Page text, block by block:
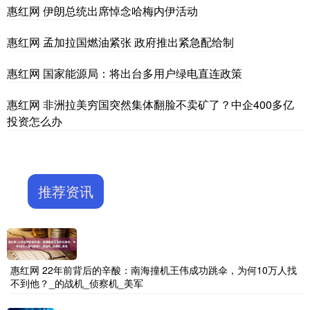
惠红网 伊朗总统出席悼念哈梅内伊活动
惠红网 孟加拉国燃油紧张 政府推出紧急配给制
惠红网 国家能源局：将出台多用户绿电直连政策
惠红网 非洲拉美穷国突然集体翻脸不卖矿了？中企400多亿
投资怎么办
推荐资讯
惠红网 22年前背后的辛酸：南海撞机王伟成功跳伞，为何10万人找
不到他？_的战机_侦察机_美军